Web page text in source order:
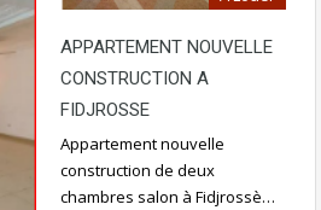
APPARTEMENT NOUVELLE
CONSTRUCTION A
FIDJROSSE
Appartement nouvelle
construction de deux
chambres salon à Fidjrossè…